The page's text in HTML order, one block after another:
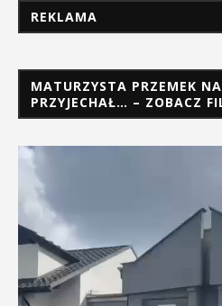
REKLAMA
MATURZYSTA PRZEMEK
PRZYJECHAŁ… – ZOBACZ
Odtwarzacz